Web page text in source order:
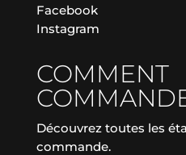
Facebook
Instagram
COMMENT
Découvrez toutes les
commande.